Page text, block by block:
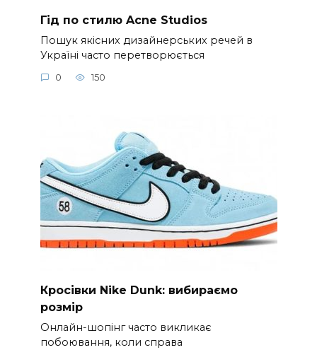
Гід по стилю Acne Studios
Пошук якісних дизайнерських речей в
Україні часто перетворюється
0 150
Кросівки Nike Dunk: вибираємо
розмір
Онлайн-шопінг часто викликає
побоювання, коли справа